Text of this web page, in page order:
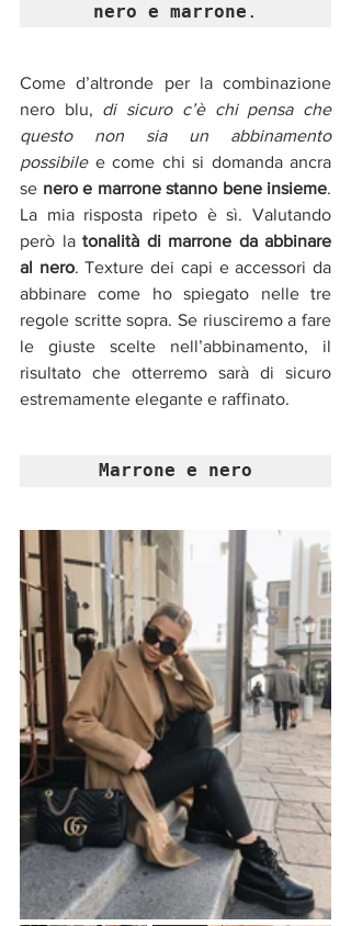
nero e marrone .
Come d’altronde per la combinazione
nero blu, di sicuro c’è chi pensa che
questo non sia un abbinamento
possibile e come chi si domanda ancra
se nero e marrone stanno bene insieme.
La mia risposta ripeto è sì. Valutando
però la tonalità di marrone da abbinare
al nero. Texture dei capi e accessori da
abbinare come ho spiegato nelle tre
regole scritte sopra. Se riusciremo a fare
le giuste scelte nell’abbinamento, il
risultato che otterremo sarà di sicuro
estremamente elegante e raffinato.
Marrone e nero